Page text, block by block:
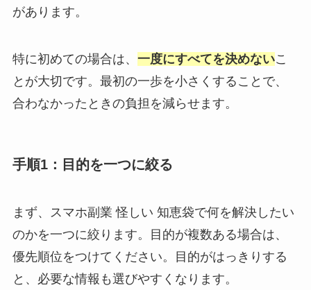
があります。
特に初めての場合は、 一度にすべてを決めないこ
とが大切です。最初の一歩を小さくすることで、
合わなかったときの負担を減らせます。
手順1：目的を一つに絞る
まず、スマホ副業 怪しい 知恵袋で何を解決したい
のかを一つに絞ります。目的が複数ある場合は、
優先順位をつけてください。目的がはっきりする
と、必要な情報も選びやすくなります。